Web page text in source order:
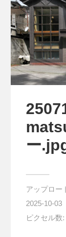
ー
アップロー
2025-10-03
ピクセル数